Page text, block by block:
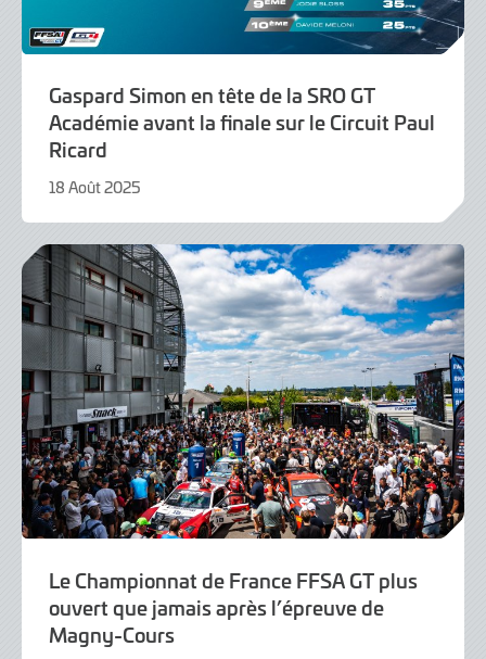
Gaspard Simon en tête de la SRO GT
Académie avant la finale sur le Circuit Paul
Ricard
18 Août 2025
Août
Le Championnat de France FFSA GT plus
ouvert que jamais après l’épreuve de
Magny-Cours